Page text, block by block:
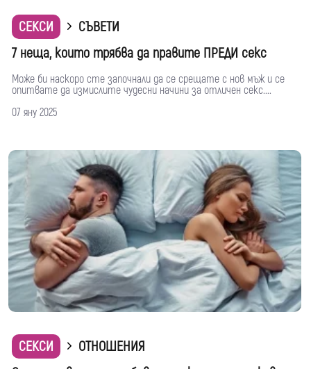
СЕКСИ
СЪВЕТИ
7 неща, които трябва да правите ПРЕДИ секс
Може би наскоро сте започнали да се срещате с нов мъж и се
опитвате да измислите чудесни начини за отличен секс....
07 яну 2025
СЕКСИ
ОТНОШЕНИЯ